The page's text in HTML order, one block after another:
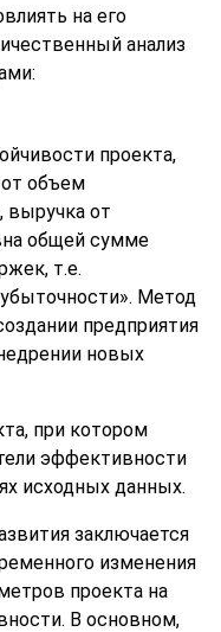
на его
анализ
проекта,
объем
выручка от
общей сумме
т.е.
Метод
предприятия
новых
при котором
эффективности
исходных данных.
заключается
изменения
проекта на
В основном,